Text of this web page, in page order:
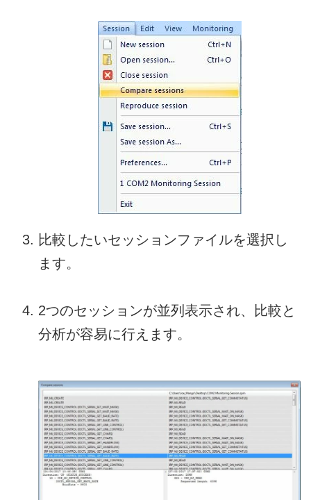
比較したいセッションファイルを選択し
ます。
2つのセッションが並列表示され、比較と
分析が容易に行えます。